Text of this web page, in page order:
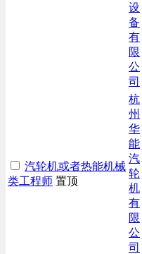
设
备
有
限
公
司
汽轮机或者热能机械
类工程师 置顶
杭
州
华
能
汽
轮
机
有
限
公
司